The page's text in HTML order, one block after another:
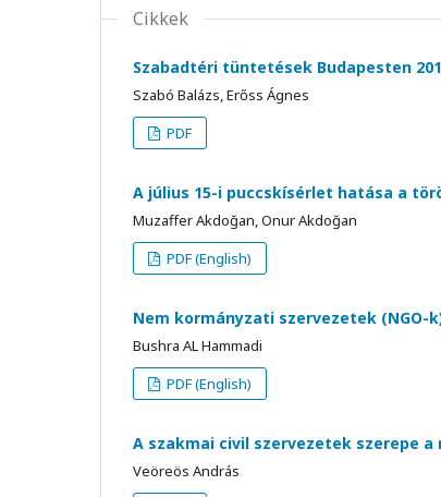
Cikkek
Szabadtéri tüntetések Budapesten
Szabó Balázs, Erőss Ágnes
PDF
A július 15-i puccskísérlet hatása a
Muzaffer Akdoğan, Onur Akdoğan
PDF (English)
Nem kormányzati szervezetek (NGO-
Bushra AL Hammadi
PDF (English)
A szakmai civil szervezetek szerepe
Veöreös András